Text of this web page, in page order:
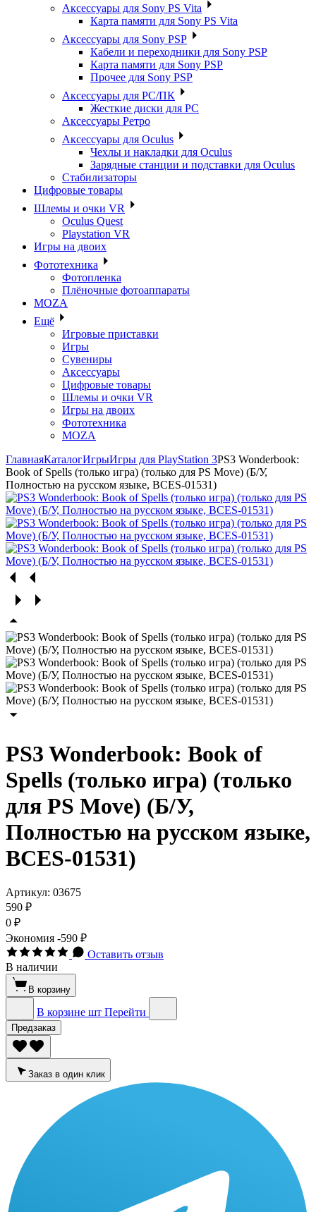
Аксессуары для Sony PS Vita
Карта памяти для Sony PS Vita
Аксессуары для Sony PSP
Кабели и переходники для Sony PSP
Карта памяти для Sony PSP
Прочее для Sony PSP
Аксессуары для PC/ПК
Жесткие диски для PC
Аксессуары Ретро
Аксессуары для Oculus
Чехлы и накладки для Oculus
Зарядные станции и подставки для Oculus
Стабилизаторы
Цифровые товары
Шлемы и очки VR
Oculus Quest
Playstation VR
Игры на двоих
Фототехника
Фотопленка
Плёночные фотоаппараты
MOZA
Ещё
Игровые приставки
Игры
Сувениры
Аксессуары
Цифровые товары
Шлемы и очки VR
Игры на двоих
Фототехника
MOZA
ГлавнаяКаталогИгрыИгры для PlayStation 3PS3 Wonderbook:
Book of Spells (только игра) (только для PS Move) (Б/У,
Полностью на русском языке, BCES-01531)
PS3 Wonderbook: Book of
Spells (только игра) (только
для PS Move) (Б/У,
Полностью на русском языке,
BCES-01531)
Артикул: 03675
590 ₽
0 ₽
Экономия -590 ₽
Оставить отзыв
В наличии
В корзину
В корзине шт Перейти
Предзаказ
Заказ в один клик